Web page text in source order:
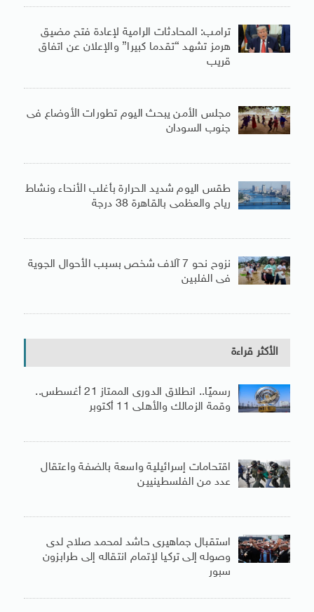
ترامب: المحادثات الرامية لإعادة فتح مضيق
هرمز تشهد “تقدما كبيرا” والإعلان عن اتفاق
قريب
مجلس الأمن يبحث اليوم تطورات الأوضاع فى
جنوب السودان
طقس اليوم شديد الحرارة بأغلب الأنحاء ونشاط
رياح والعظمى بالقاهرة 38 درجة
نزوح نحو 7 آلاف شخص بسبب الأحوال الجوية
فى الفلبين
الأكثر قراءة
رسميًا.. انطلاق الدورى الممتاز 21 أغسطس..
وقمة الزمالك والأهلى 11 أكتوبر
اقتحامات إسرائيلية واسعة بالضفة واعتقال
عدد من الفلسطينيين
استقبال جماهيرى حاشد لمحمد صلاح لدى
وصوله إلى تركيا لإتمام انتقاله إلى طرابزون
سبور